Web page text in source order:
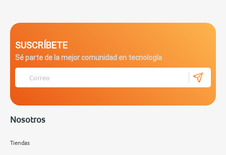
SUSCRÍBETE
Sé parte de la mejor comunidad en tecnología
Nosotros
Tiendas